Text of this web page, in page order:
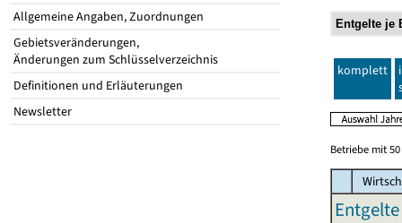
Allgemeine Angaben, Zuordnungen
Gebietsveränderungen,
Änderungen zum Schlüsselverzeichnis
Definitionen und Erläuterungen
Newsletter
komplett
Betriebe mit